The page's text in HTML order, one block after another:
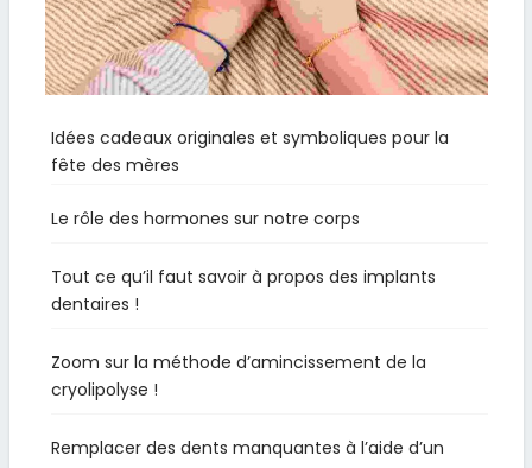
Idées cadeaux originales et symboliques pour la
fête des mères
Le rôle des hormones sur notre corps
Tout ce qu’il faut savoir à propos des implants
dentaires !
Zoom sur la méthode d’amincissement de la
cryolipolyse !
Remplacer des dents manquantes à l’aide d’un